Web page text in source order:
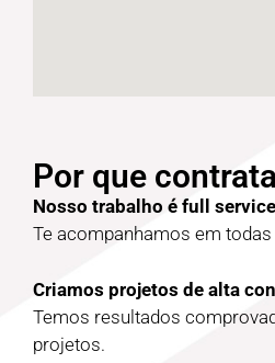
Por que
Nosso trabalho é full service
Te acompanhamos em todas
Criamos projetos de alta
Temos resultados
projetos.